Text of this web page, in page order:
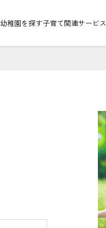
幼稚園を探す子育て関連サービス